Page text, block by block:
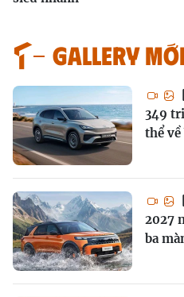
GALLERY
349
thể về
2027
ba